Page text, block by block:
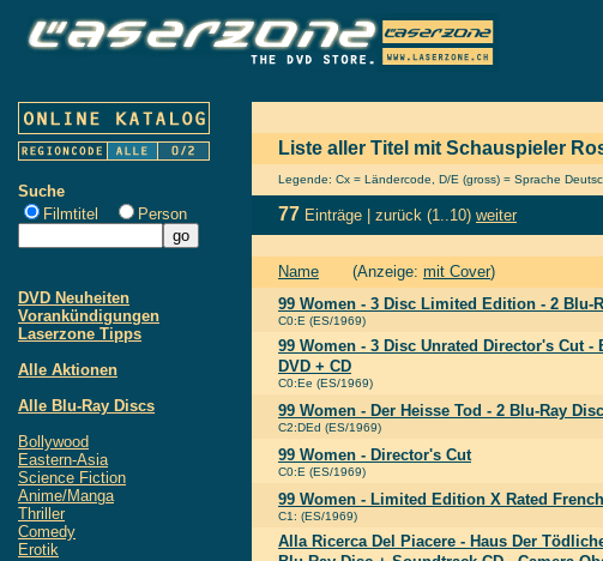
Suche
Filmtitel
Person
DVD Neuheiten
Vorankündigungen
Laserzone Tipps
Alle Aktionen
Alle Blu-Ray Discs
Bollywood
Eastern-Asia
Science Fiction
Anime/Manga
Thriller
Comedy
Erotik
Liste aller Titel mit Schauspieler
Legende: Cx = Ländercode, D/E (gross) = Sprache
77 Einträge | zurück (1..10) weiter
Name (Anzeige: mit Cover)
99 Women - 3 Disc Limited Edition - 2 Blu-
C0:E (ES/1969)
99 Women - 3 Disc Unrated Director's Cut -
DVD + CD
C0:Ee (ES/1969)
99 Women - Der Heisse Tod - 2 Blu-Ray
C2:DEd (ES/1969)
99 Women - Director's Cut
C0:E (ES/1969)
99 Women - Limited Edition X Rated
C1: (ES/1969)
Alla Ricerca Del Piacere - Haus Der